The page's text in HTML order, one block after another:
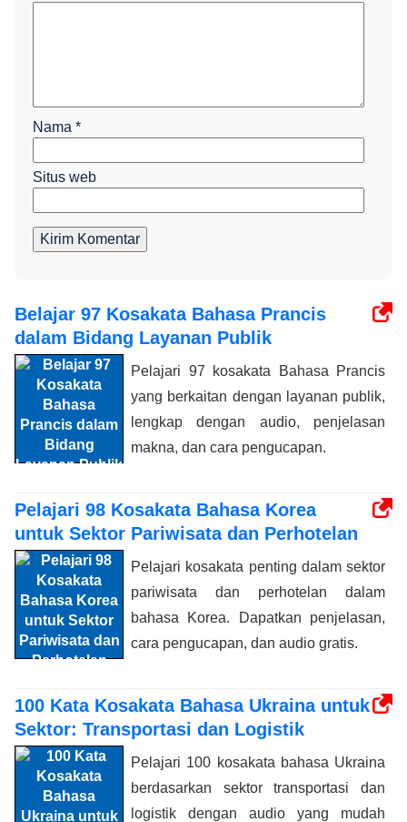
Nama *
Situs web
Kirim Komentar
Belajar 97 Kosakata Bahasa Prancis
dalam Bidang Layanan Publik
Pelajari 97 kosakata Bahasa Prancis
yang berkaitan dengan layanan publik,
lengkap dengan audio, penjelasan
makna, dan cara pengucapan.
Pelajari 98 Kosakata Bahasa Korea
untuk Sektor Pariwisata dan Perhotelan
Pelajari kosakata penting dalam sektor
pariwisata dan perhotelan dalam
bahasa Korea. Dapatkan penjelasan,
cara pengucapan, dan audio gratis.
100 Kata Kosakata Bahasa Ukraina untuk
Sektor: Transportasi dan Logistik
Pelajari 100 kosakata bahasa Ukraina
berdasarkan sektor transportasi dan
logistik dengan audio yang mudah